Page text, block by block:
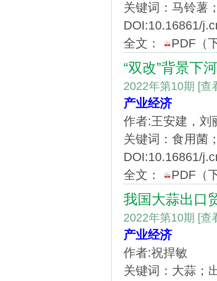
关键词：马铃薯
DOI:10.16861/
全文：
PDF （
“双改”背景下
2022年第10期 [查
产业经济
作者:王安建，刘
关键词：食用菌
DOI:10.16861/
全文：
PDF （
我国大蒜出口
2022年第10期 [查
产业经济
作者:祝捍敏
关键词：大蒜；